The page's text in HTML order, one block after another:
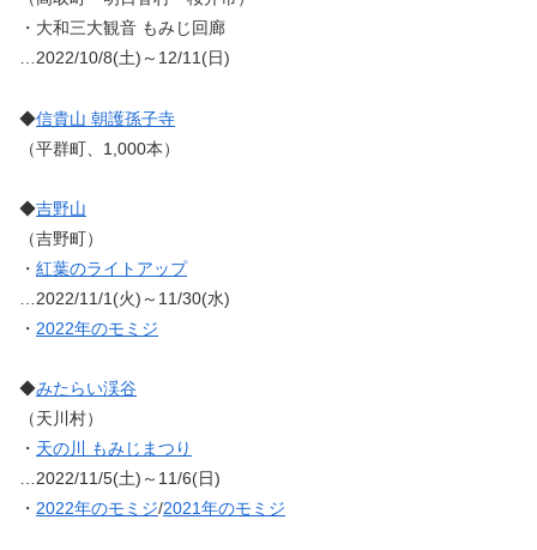
・大和三大観音 もみじ回廊
…2022/10/8(土)～12/11(日)
◆信貴山 朝護孫子寺
（平群町、1,000本）
◆吉野山
（吉野町）
・ 紅葉のライトアップ
…2022/11/1(火)～11/30(水)
・ 2022年のモミジ
◆みたらい渓谷
（天川村）
・ 天の川 もみじまつり
…2022/11/5(土)～11/6(日)
・ 2022年のモミジ/2021年のモミジ